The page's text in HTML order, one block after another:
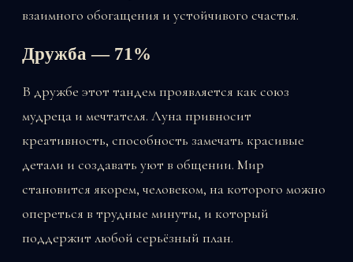
взаимного обогащения и устойчивого счастья.
Дружба — 71%
В дружбе этот тандем проявляется как союз
мудреца и мечтателя. Луна привносит
креативность, способность замечать красивые
детали и создавать уют в общении. Мир
становится якорем, человеком, на которого можно
опереться в трудные минуты, и который
поддержит любой серьёзный план.